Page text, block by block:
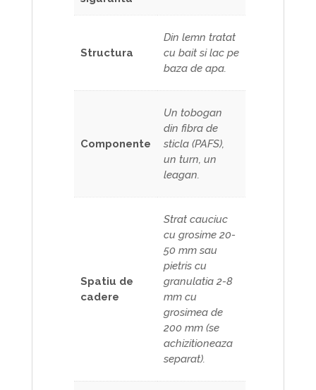
Structura
Din lemn tratat
cu bait si lac pe
baza de apa.
Componente
Un tobogan
din fibra de
sticla (PAFS),
un turn, un
leagan.
Spatiu de
cadere
Strat cauciuc
cu grosime 20-
50 mm sau
pietris cu
granulatia 2-8
mm cu
grosimea de
200 mm (se
achizitioneaza
separat).